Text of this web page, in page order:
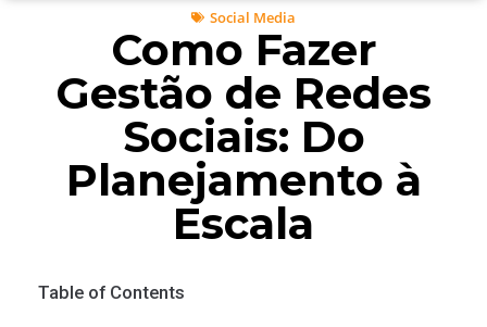
Social Media
Como Fazer
Gestão de Redes
Sociais: Do
Planejamento à
Escala
Table of Contents